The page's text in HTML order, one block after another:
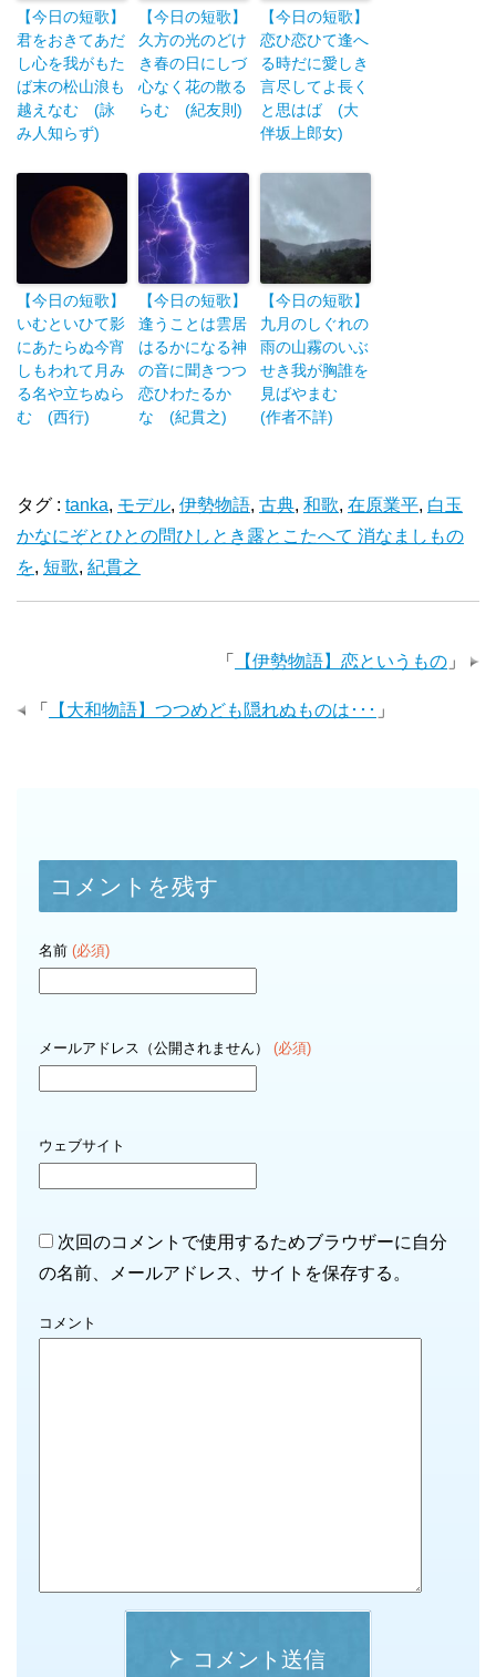
【今日の短歌】
君をおきてあだ
し心を我がもた
ば末の松山浪も
越えなむ (詠
み人知らず)
【今日の短歌】
久方の光のどけ
き春の日にしづ
心なく花の散る
らむ (紀友則)
【今日の短歌】
恋ひ恋ひて逢へ
る時だに愛しき
言尽してよ長く
と思はば (大
伴坂上郎女)
【今日の短歌】
いむといひて影
にあたらぬ今宵
しもわれて月み
る名や立ちぬら
む (西行)
【今日の短歌】
逢うことは雲居
はるかになる神
の音に聞きつつ
恋ひわたるか
な (紀貫之)
【今日の短歌】
九月のしぐれの
雨の山霧のいぶ
せき我が胸誰を
見ばやまむ
(作者不詳)
タグ : tanka, モデル, 伊勢物語, 古典, 和歌, 在原業平, 白玉
かなにぞとひとの問ひしとき露とこたへて 消なましもの
を, 短歌, 紀貫之
「 【伊勢物語】恋というもの 」
「 【大和物語】つつめども隠れぬものは･･･ 」
コメントを残す
名前 (必須)
メールアドレス（公開されません） (必須)
ウェブサイト
次回のコメントで使用するためブラウザーに自分
の名前、メールアドレス、サイトを保存する。
コメント
コメント送信